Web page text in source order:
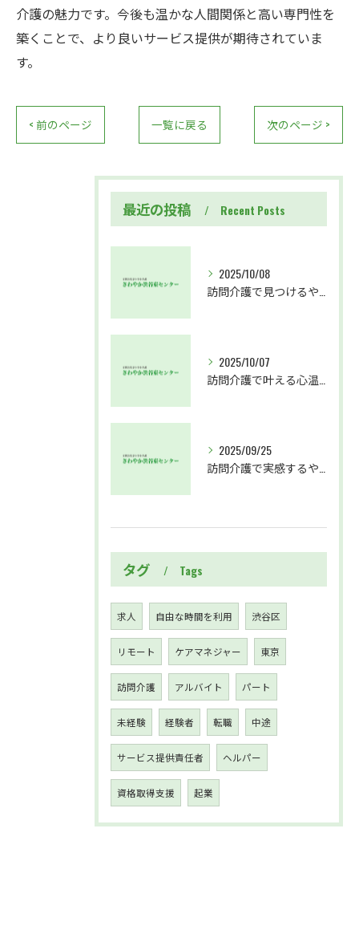
介護の魅力です。今後も温かな人間関係と高い専門性を
築くことで、より良いサービス提供が期待されていま
す。
< 前のページ 一覧に戻る 次のページ >
最近の投稿 Recent Posts
2025/10/08
2025/10/07
2025/09/25
タグ Tags
求人 自由な時間を利用 渋谷区
リモート ケアマネジャー 東京
訪問介護 アルバイト パート
未経験 経験者 転職 中途
サービス提供責任者 ヘルパー
資格取得支援 起業